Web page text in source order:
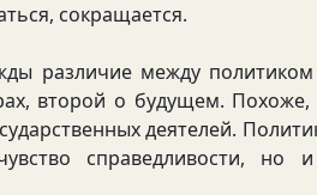
сокращается.
различие между политиком
второй о будущем.
деятелей.
справедливости, но